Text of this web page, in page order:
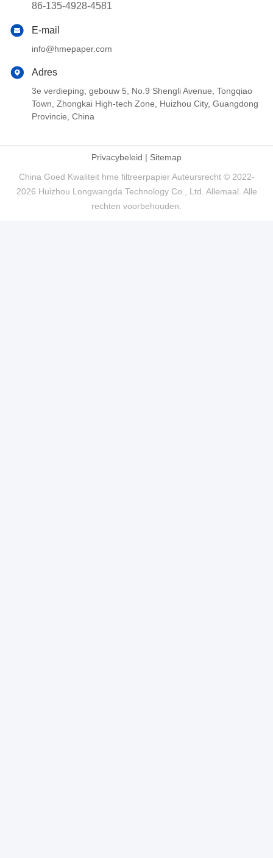
86-135-4928-4581
E-mail
info@hmepaper.com
Adres
3e verdieping, gebouw 5, No.9 Shengli Avenue, Tongqiao
Town, Zhongkai High-tech Zone, Huizhou City, Guangdong
Provincie, China
Privacybeleid | Sitemap
China Goed Kwaliteit hme filtreerpapier Auteursrecht © 2022-
2026 Huizhou Longwangda Technology Co., Ltd. Allemaal. Alle
rechten voorbehouden.